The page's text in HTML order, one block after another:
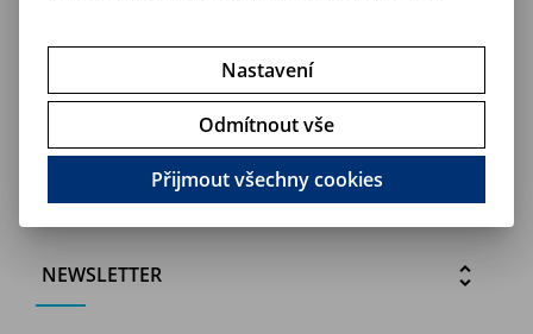
HLAVNÍ KATEGORIE
FOTOGALERIE
NEWSLETTER
Nastavení
Odmítnout vše
Přijmout všechny cookies